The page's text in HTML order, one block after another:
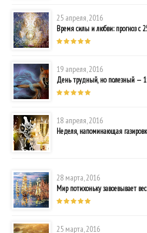
25 апреля, 2016
Время силы и любви: прогноз с
19 апреля, 2016
День трудный, но полезный —
18 апреля, 2016
Неделя, напоминающая
28 марта, 2016
Мир потихоньку завоевывает
25 марта, 2016